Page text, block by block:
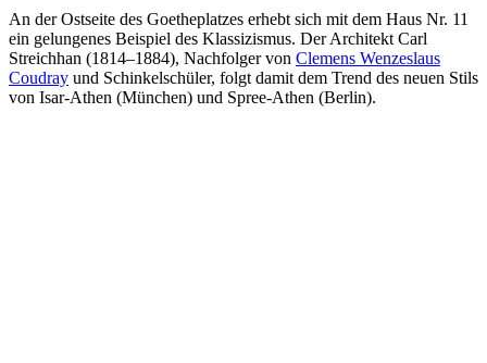
An der Ostseite des Goetheplatzes erhebt sich mit dem Haus Nr. 11
ein gelungenes Beispiel des Klassizismus. Der Architekt Carl
Streichhan (1814–1884), Nachfolger von Clemens Wenzeslaus
Coudray und Schinkelschüler, folgt damit dem Trend des neuen Stils
von Isar-Athen (München) und Spree-Athen (Berlin).